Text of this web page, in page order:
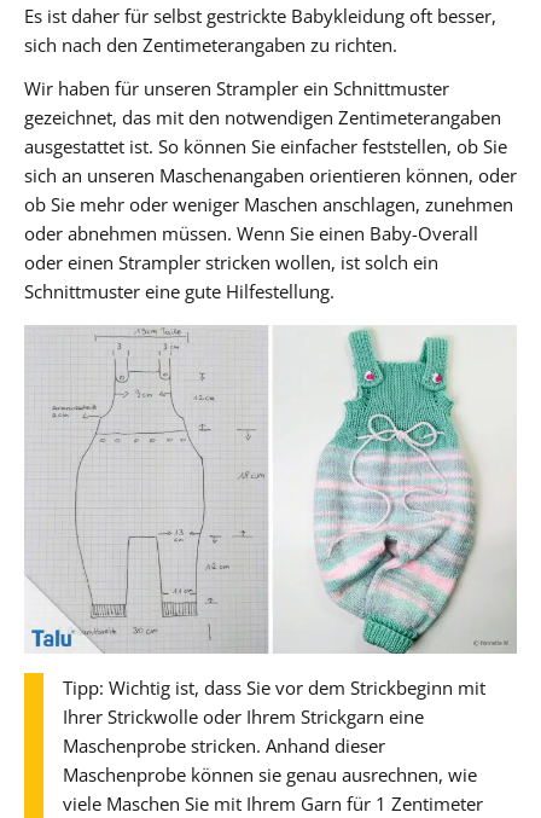
Es ist daher für selbst gestrickte Babykleidung oft besser,
sich nach den Zentimeterangaben zu richten.
Wir haben für unseren Strampler ein Schnittmuster
gezeichnet, das mit den notwendigen Zentimeterangaben
ausgestattet ist. So können Sie einfacher feststellen, ob Sie
sich an unseren Maschenangaben orientieren können, oder
ob Sie mehr oder weniger Maschen anschlagen, zunehmen
oder abnehmen müssen. Wenn Sie einen Baby-Overall
oder einen Strampler stricken wollen, ist solch ein
Schnittmuster eine gute Hilfestellung.
Tipp: Wichtig ist, dass Sie vor dem Strickbeginn mit
Ihrer Strickwolle oder Ihrem Strickgarn eine
Maschenprobe stricken. Anhand dieser
Maschenprobe können sie genau ausrechnen, wie
viele Maschen Sie mit Ihrem Garn für 1 Zentimeter